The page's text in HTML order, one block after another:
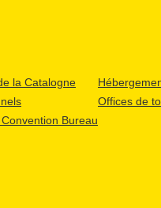
la Catalogne
Bureau
Offices de